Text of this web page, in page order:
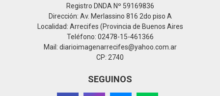
Registro DNDA Nº 59169836
Dirección: Av. Merlassino 816 2do piso A
Localidad: Arrecifes (Provincia de Buenos Aires
Teléfono: 02478-15-461366
Mail: diarioimagenarrecifes@yahoo.com.ar
CP: 2740
SEGUINOS